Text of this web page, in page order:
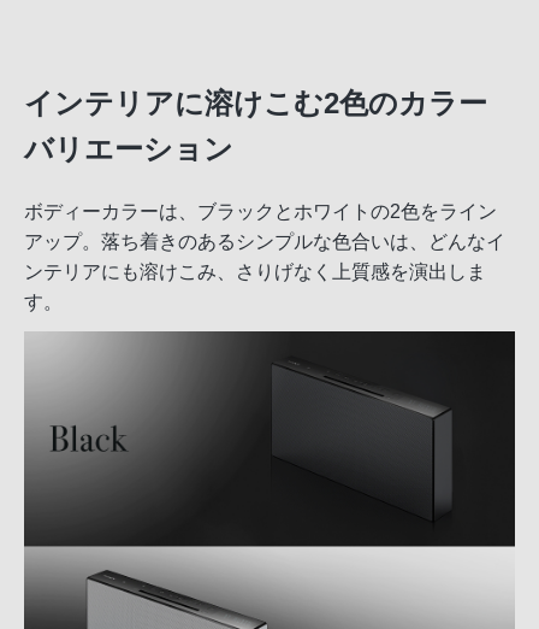
インテリアに溶けこむ2色のカラー
バリエーション
ボディーカラーは、ブラックとホワイトの2色をライン
アップ。落ち着きのあるシンプルな色合いは、どんなイ
ンテリアにも溶けこみ、さりげなく上質感を演出しま
す。